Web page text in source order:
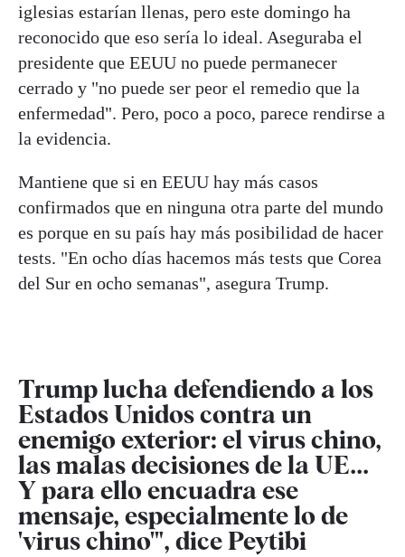
iglesias estarían llenas, pero este domingo ha
reconocido que eso sería lo ideal. Aseguraba el
presidente que EEUU no puede permanecer
cerrado y "no puede ser peor el remedio que la
enfermedad". Pero, poco a poco, parece rendirse a
la evidencia.
Mantiene que si en EEUU hay más casos
confirmados que en ninguna otra parte del mundo
es porque en su país hay más posibilidad de hacer
tests. "En ocho días hacemos más tests que Corea
del Sur en ocho semanas", asegura Trump.
Trump lucha defendiendo a los
Estados Unidos contra un
enemigo exterior: el virus chino,
las malas decisiones de la UE...
Y para ello encuadra ese
mensaje, especialmente lo de
'virus chino'", dice Peytibi